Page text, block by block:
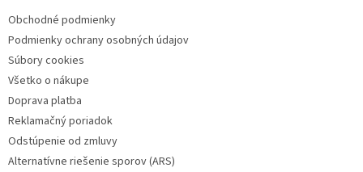
Obchodné podmienky
Podmienky ochrany osobných údajov
Súbory cookies
Všetko o nákupe
Doprava platba
Reklamačný poriadok
Odstúpenie od zmluvy
Alternatívne riešenie sporov (ARS)